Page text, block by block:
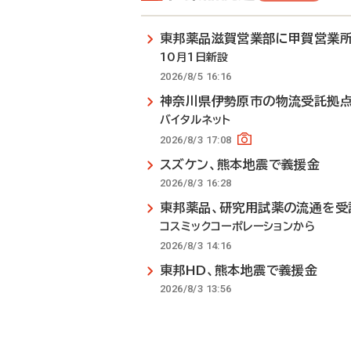
東邦薬品滋賀営業部に甲賀営業
10月1日新設
2026/8/5 16:16
神奈川県伊勢原市の物流受託拠
バイタルネット
2026/8/3 17:08
スズケン、熊本地震で義援金
2026/8/3 16:28
東邦薬品、研究用試薬の流通を受
コスミックコーポレーションから
2026/8/3 14:16
東邦HD、熊本地震で義援金
2026/8/3 13:56